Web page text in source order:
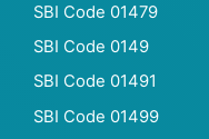
SBI Code 01479
SBI Code 0149
SBI Code 01491
SBI Code 01499